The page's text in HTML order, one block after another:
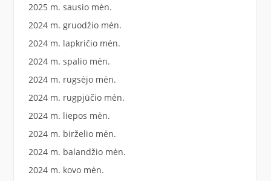
2025 m. sausio mėn.
2024 m. gruodžio mėn.
2024 m. lapkričio mėn.
2024 m. spalio mėn.
2024 m. rugsėjo mėn.
2024 m. rugpjūčio mėn.
2024 m. liepos mėn.
2024 m. birželio mėn.
2024 m. balandžio mėn.
2024 m. kovo mėn.